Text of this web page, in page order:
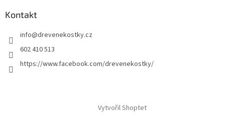
Kontakt
info@drevenekostky.cz
602 410 513
https://www.facebook.com/drevenekostky/
Vytvořil Shoptet